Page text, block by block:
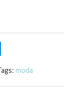
moda